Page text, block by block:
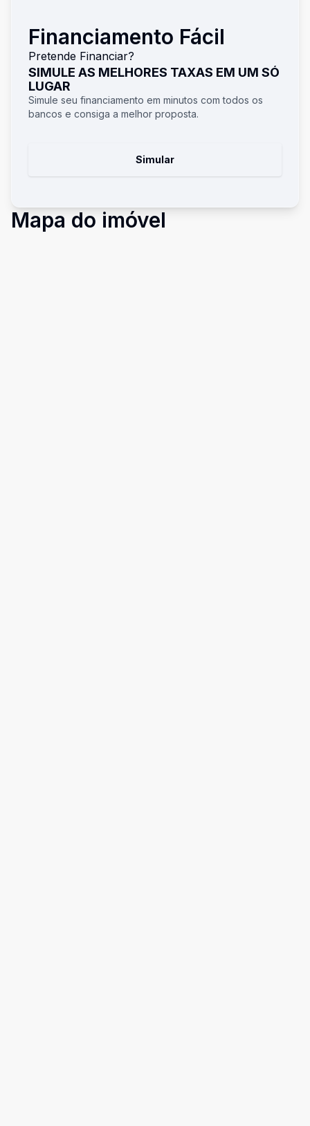
Financiamento Fácil
Pretende Financiar?
SIMULE AS MELHORES TAXAS EM UM SÓ
LUGAR
Simule seu financiamento em minutos com todos os
bancos e consiga a melhor proposta.
Simular
Mapa do imóvel